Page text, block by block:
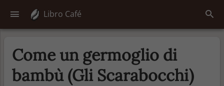
Libro Café
Come un germoglio di
bambù (Gli Scarabocchi)